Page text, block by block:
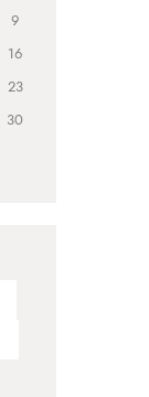
9
16
23
30